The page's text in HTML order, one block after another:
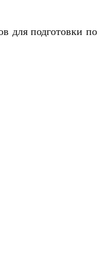
для подготовки по